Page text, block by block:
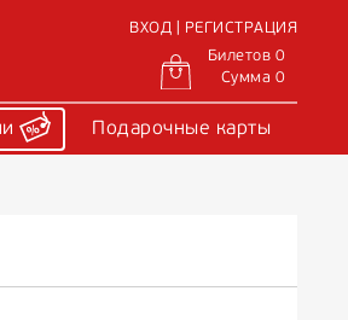
ВХОД | РЕГИСТРАЦИЯ
Билетов 0
Сумма 0
Подарочные карты